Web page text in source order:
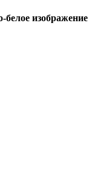
изображение